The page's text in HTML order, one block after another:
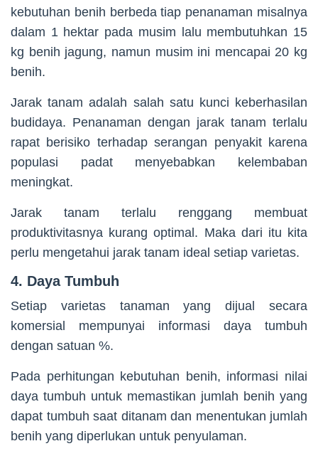
kebutuhan benih berbeda tiap penanaman misalnya
dalam 1 hektar pada musim lalu membutuhkan 15
kg benih jagung, namun musim ini mencapai 20 kg
benih.
Jarak tanam adalah salah satu kunci keberhasilan
budidaya. Penanaman dengan jarak tanam terlalu
rapat berisiko terhadap serangan penyakit karena
populasi padat menyebabkan kelembaban
meningkat.
Jarak tanam terlalu renggang membuat
produktivitasnya kurang optimal. Maka dari itu kita
perlu mengetahui jarak tanam ideal setiap varietas.
4. Daya Tumbuh
Setiap varietas tanaman yang dijual secara
komersial mempunyai informasi daya tumbuh
dengan satuan %.
Pada perhitungan kebutuhan benih, informasi nilai
daya tumbuh untuk memastikan jumlah benih yang
dapat tumbuh saat ditanam dan menentukan jumlah
benih yang diperlukan untuk penyulaman.